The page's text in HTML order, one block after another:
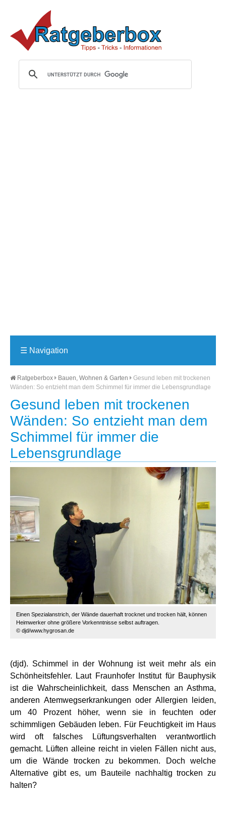
☰ Navigation
Ratgeberbox Bauen, Wohnen & Garten
Gesund leben mit trockenen
Wänden: So entzieht man dem Schimmel für immer die Lebensgrundlage
Gesund leben mit trockenen
Wänden: So entzieht man dem
Schimmel für immer die
Lebensgrundlage
Einen Spezialanstrich, der Wände dauerhaft trocknet und trocken hält, können
Heimwerker ohne größere Vorkenntnisse selbst auftragen.
© djd/www.hygrosan.de
(djd). Schimmel in der Wohnung ist weit mehr als ein
Schönheitsfehler. Laut Fraunhofer Institut für Bauphysik
ist die Wahrscheinlichkeit, dass Menschen an Asthma,
anderen Atemwegserkrankungen oder Allergien leiden,
um 40 Prozent höher, wenn sie in feuchten oder
schimmligen Gebäuden leben. Für Feuchtigkeit im Haus
wird oft falsches Lüftungsverhalten verantwortlich
gemacht. Lüften alleine reicht in vielen Fällen nicht aus,
um die Wände trocken zu bekommen. Doch welche
Alternative gibt es, um Bauteile nachhaltig trocken zu
halten?